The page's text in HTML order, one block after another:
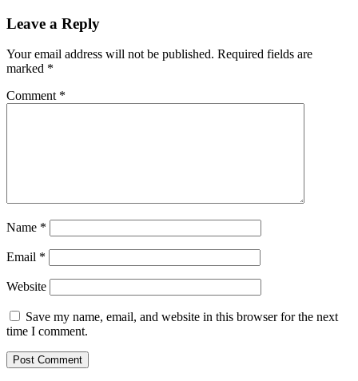
Leave a Reply
Your email address will not be published. Required fields are
marked *
Comment *
Name *
Email *
Website
Save my name, email, and website in this browser for the next
time I comment.